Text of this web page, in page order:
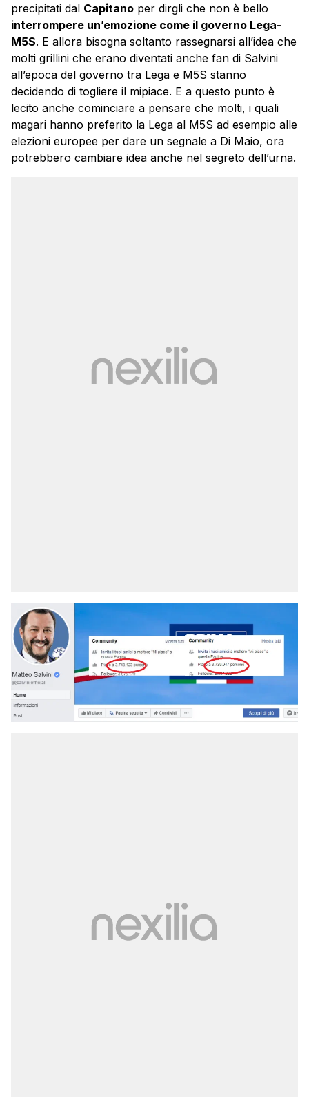
precipitati dal Capitano per dirgli che non è bello
interrompere un’emozione come il governo Lega-
M5S. E allora bisogna soltanto rassegnarsi all’idea che
molti grillini che erano diventati anche fan di Salvini
all’epoca del governo tra Lega e M5S stanno
decidendo di togliere il mipiace. E a questo punto è
lecito anche cominciare a pensare che molti, i quali
magari hanno preferito la Lega al M5S ad esempio alle
elezioni europee per dare un segnale a Di Maio, ora
potrebbero cambiare idea anche nel segreto dell’urna.